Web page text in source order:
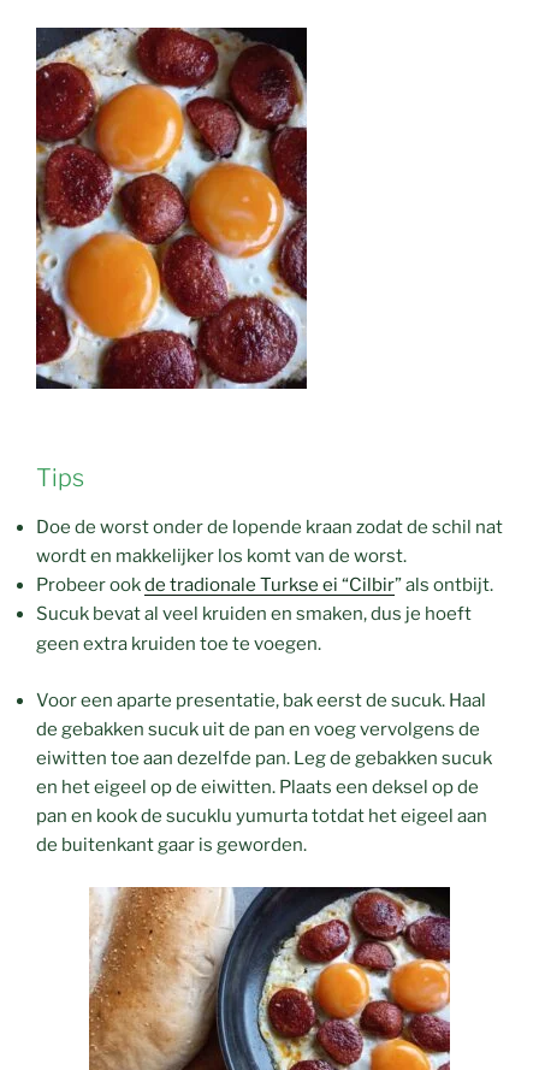
Tips
Doe de worst onder de lopende kraan zodat de schil nat
wordt en makkelijker los komt van de worst.
Probeer ookde tradionale Turkse ei “Cilbir” als ontbijt.
Sucuk bevat al veel kruiden en smaken, dus je hoeft
geen extra kruiden toe te voegen.
Voor een aparte presentatie, bak eerst de sucuk. Haal
de gebakken sucuk uit de pan en voeg vervolgens de
eiwitten toe aan dezelfde pan. Leg de gebakken sucuk
en het eigeel op de eiwitten. Plaats een deksel op de
pan en kook de sucuklu yumurta totdat het eigeel aan
de buitenkant gaar is geworden.